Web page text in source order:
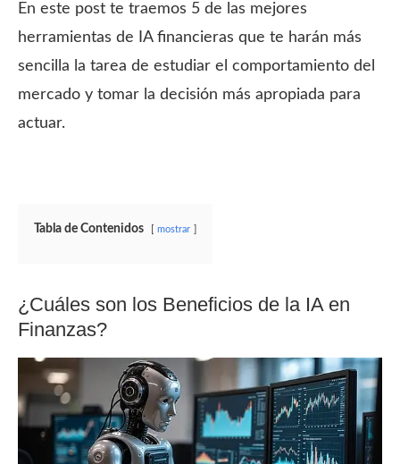
En este post te traemos 5 de las mejores
herramientas de IA financieras que te harán más
sencilla la tarea de estudiar el comportamiento del
mercado y tomar la decisión más apropiada para
actuar.
Tabla de Contenidos mostrar
¿Cuáles son los Beneficios de la IA en
Finanzas?